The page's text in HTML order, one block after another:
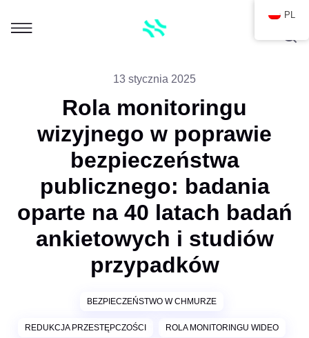
13 stycznia 2025
Rola monitoringu
wizyjnego w poprawie
bezpieczeństwa
publicznego: badania
oparte na 40 latach badań
ankietowych i studiów
przypadków
BEZPIECZEŃSTWO W CHMURZE
REDUKCJA PRZESTĘPCZOŚCI ROLA MONITORINGU WIDEO
PL